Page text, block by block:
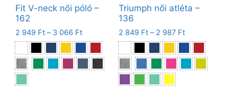
Fit V-neck női póló –
162
2 949 Ft – 3 066 Ft
Triumph női atléta –
136
2 849 Ft– 2 987 Ft